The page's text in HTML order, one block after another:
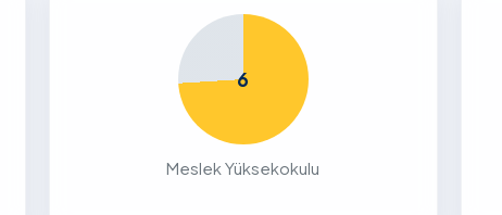
6
Meslek Yüksekokulu